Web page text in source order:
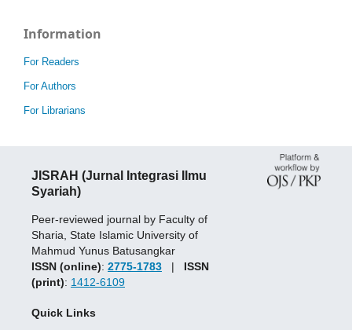
Information
For Readers
For Authors
For Librarians
JISRAH (Jurnal Integrasi Ilmu
Syariah)
Peer-reviewed journal by Faculty of
Sharia, State Islamic University of
Mahmud Yunus Batusangkar
ISSN (online): 2775-1783 | ISSN
(print): 1412-6109
Quick Links